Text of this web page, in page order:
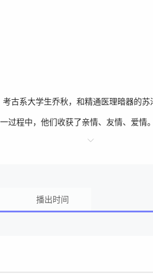
古系大学生乔秋，和精通医理暗器的
程中，他们收获了亲情、友情、爱情
播出时间